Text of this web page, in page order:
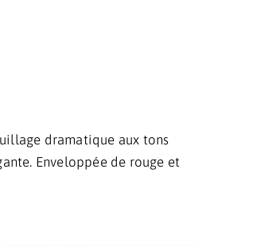
dramatique aux tons
Enveloppée de rouge et